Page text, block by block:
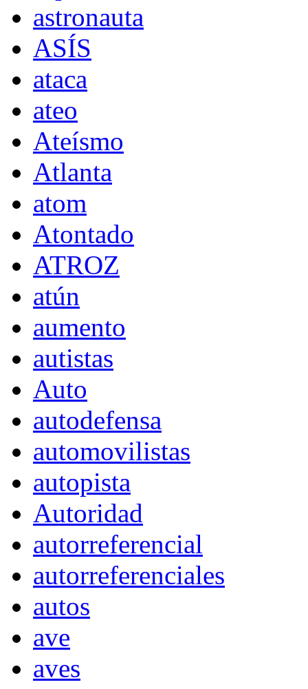
astronauta
ASÍS
ataca
ateo
Ateísmo
Atlanta
atom
Atontado
ATROZ
atún
aumento
autistas
Auto
autodefensa
automovilistas
autopista
Autoridad
autorreferencial
autorreferenciales
autos
ave
aves